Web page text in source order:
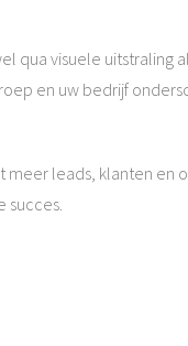
qua visuele uitstraling
en uw bedrijf
meer leads, klanten en
succes.